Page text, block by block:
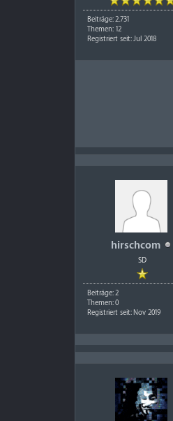
Beiträge: 2.731
Themen: 12
Registriert seit: Jul 2018
hirschcom
SD
Beiträge: 2
Themen: 0
Registriert seit: Nov 2019